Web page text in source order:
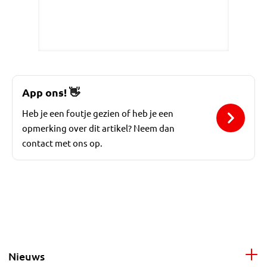
App ons!👋
Heb je een foutje gezien of heb je een
opmerking over dit artikel? Neem dan
contact met ons op.
Nieuws